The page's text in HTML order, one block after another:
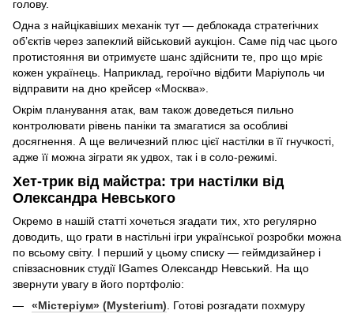
голову.
Одна з найцікавіших механік тут — деблокада стратегічних
об’єктів через запеклий військовий аукціон. Саме під час цього
протистояння ви отримуєте шанс здійснити те, про що мріє
кожен українець. Наприклад, героїчно відбити Маріуполь чи
відправити на дно крейсер «Москва».
Окрім планування атак, вам також доведеться пильно
контролювати рівень паніки та змагатися за особливі
досягнення. А ще величезний плюс цієї настілки в її гнучкості,
адже її можна зіграти як удвох, так і в соло-режимі.
Хет-трик від майстра: три настілки від
Олександра Невського
Окремо в нашій статті хочеться згадати тих, хто регулярно
доводить, що грати в настільні ігри української розробки можна
по всьому світу. І перший у цьому списку — геймдизайнер і
співзасновник студії IGames Олександр Невський. На що
звернути увагу в його портфоліо:
«Містеріум» (Mysterium). Готові розгадати похмуру